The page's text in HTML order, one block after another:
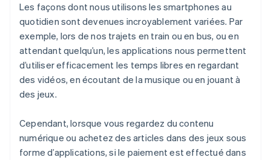
Les façons dont nous utilisons les smartphones au
quotidien sont devenues incroyablement variées. Par
exemple, lors de nos trajets en train ou en bus, ou en
attendant quelqu’un, les applications nous permettent
d’utiliser efficacement les temps libres en regardant
des vidéos, en écoutant de la musique ou en jouant à
des jeux.
Cependant, lorsque vous regardez du contenu
numérique ou achetez des articles dans des jeux sous
forme d’applications, si le paiement est effectué dans